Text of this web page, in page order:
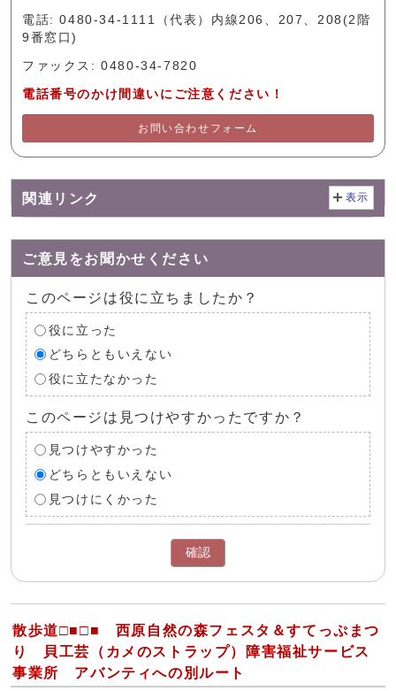
電話: 0480-34-1111（代表）内線206、207、208(2階
9番窓口)
ファックス: 0480-34-7820
電話番号のかけ間違いにご注意ください！
お問い合わせフォーム
関連リンク 表示
ご意見をお聞かせください
このページは役に立ちましたか？
役に立った
どちらともいえない
役に立たなかった
このページは見つけやすかったですか？
見つけやすかった
どちらともいえない
見つけにくかった
確認
散歩道□■□■ 西原自然の森フェスタ＆すてっぷまつ
り 貝工芸（カメのストラップ）障害福祉サービス
事業所 アバンティへの別ルート